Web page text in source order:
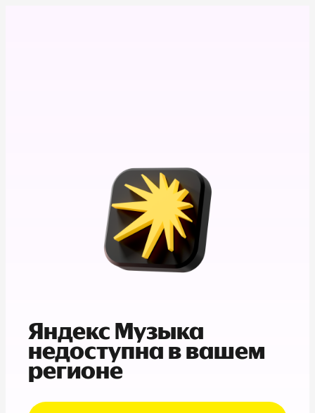
Яндекс Музыка
недоступна в вашем
регионе